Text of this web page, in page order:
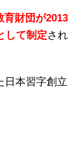
育財団が2013
して制定され
日本習字創立